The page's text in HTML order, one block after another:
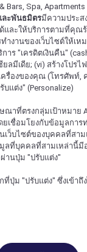
Bars, Spa,
ะพันธมิตรมีความประส
และให้บริการตามที่คุณ
ำงานของเว็บไซต์ให้เ
าร "เครดิตเงินคืน"
ลมีเดีย; (vi) สร้างโปร
รื่องของคุณ (โทรศัพท์,
แต่ง" (Personalize)
าที่ตรงกลุ่มเป้าหมาย
ชื่อมโยงกับข้อมูลการ
บไซต์ของบุคคลที่สาม
ที่บุคคลที่สามเหล่านี้มี
านปุ่ม "ปรับแต่ง"
ปุ่ม "ปรับแต่ง" ซึ่งเข้าถึ